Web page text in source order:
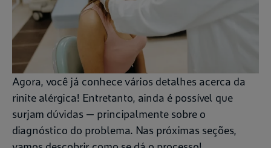
Agora, você já conhece vários detalhes acerca da
rinite alérgica! Entretanto, ainda é possível que
surjam dúvidas — principalmente sobre o
diagnóstico do problema. Nas próximas seções,